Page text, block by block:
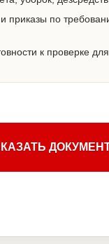
и приказы по
к проверке